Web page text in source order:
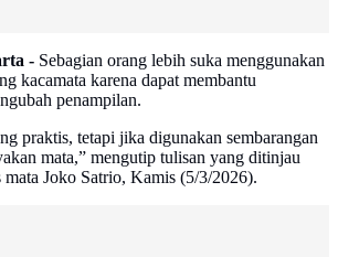
- Sebagian orang lebih suka menggunakan
kacamata karena dapat membantu
penampilan.
praktis, tetapi jika digunakan sembarangan
mata,” mengutip tulisan yang ditinjau
mata Joko Satrio, Kamis (5/3/2026).